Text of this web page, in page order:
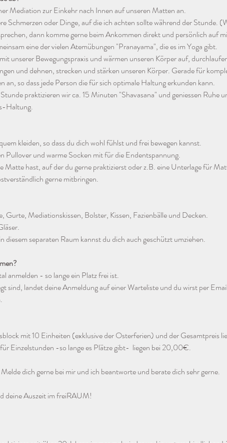
Mediation zur Einkehr nach Innen auf unseren Matten an.
Schmerzen oder Dinge, auf die ich achten sollte während der Stunde.
dann komme gerne beim Ankommen direkt und persönlich auf
eine der vielen Atemübungen "Pranayama", die es im Yoga gibt.
unserer Bewegungspraxis und wärmen unseren Körper auf,
und dehnen, strecken und stärken unseren Körper. Gerade für
an, so dass jede Person die für sich optimale Haltung erkunden kann.
praktizieren wir ca. 15 Minuten "Shavasana" und geniessen Ruhe
Haltung.
kleiden, so dass du dich wohl fühlst und frei bewegen kannst.
Pullover und warme Socken mit für die Endentspannung.
Matte hast, auf der du gerne praktizierst oder z.B. eine Unterlage für
gerne mitbringen.
Gurte, Mediationskissen, Bolster, Kissen, Fazienbälle und Decken.
diesem separaten Raum kannst du dich auch geschützt umziehen.
anmelden - so lange ein Platz frei ist.
sind, landet deine Anmeldung auf einer Warteliste und du wirst per
mit 10 Einheiten (exklusive der Osterferien) und der Gesamtpreis
Einzelstunden -so lange es Plätze gibt-  liegen bei 20,00€.
dich gerne bei mir und ich beantworte und berate dich sehr gerne.
deine Auszeit im freiRAUM!